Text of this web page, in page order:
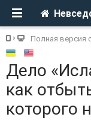
Полная версия
Дело
как
которого